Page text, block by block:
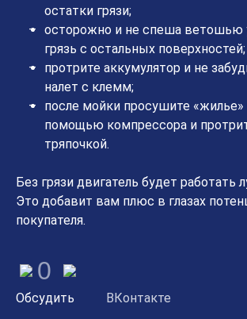
остатки грязи;
осторожно и не спеша ветошью
грязь с остальных поверхностей;
протрите аккумулятор и не
налет с клемм;
после мойки просушите «жилье»
помощью компрессора и
тряпочкой.
Без грязи двигатель будет работать
Это добавит вам плюс в глазах
покупателя.
0
Обсудить ВКонтакте